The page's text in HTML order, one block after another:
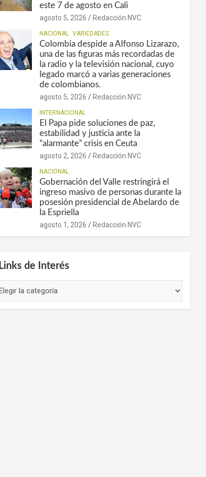
este 7 de agosto en Cali
agosto 5, 2026 Redacción NVC
NACIONAL VARIEDADES
Colombia despide a Alfonso Lizarazo,
una de las figuras más recordadas de
la radio y la televisión nacional, cuyo
legado marcó a varias generaciones
de colombianos.
agosto 5, 2026 Redacción NVC
INTERNACIONAL
El Papa pide soluciones de paz,
estabilidad y justicia ante la
“alarmante” crisis en Ceuta
agosto 2, 2026 Redacción NVC
NACIONAL
Gobernación del Valle restringirá el
ingreso masivo de personas durante la
posesión presidencial de Abelardo de
la Espriella
agosto 1, 2026 Redacción NVC
Links de Interés